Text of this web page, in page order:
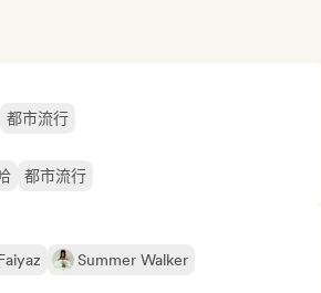
都市流行
都市流行
Summer Walker